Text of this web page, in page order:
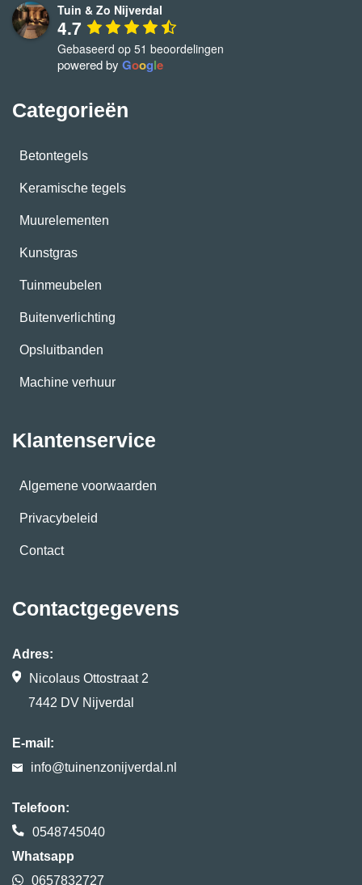
Tuin & Zo Nijverdal
4.7
Gebaseerd op 51 beoordelingen
powered by Google
Categorieën
Betontegels
Keramische tegels
Muurelementen
Kunstgras
Tuinmeubelen
Buitenverlichting
Opsluitbanden
Machine verhuur
Klantenservice
Algemene voorwaarden
Privacybeleid
Contact
Contactgegevens
Adres:
Nicolaus Ottostraat 2
7442 DV Nijverdal
E-mail:
info@tuinenzonijverdal.nl
Telefoon:
0548745040
Whatsapp
0657832727